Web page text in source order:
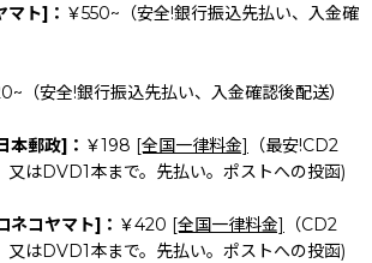
ト]： ￥550~（安全!銀行振込先払い、入金確
（安全!銀行振込先払い、入金確認後配送）
本郵政]： ￥198 [全国一律料金]
（最安!CD2
又はDVD1本まで。先払い。ポストへの投函)
コヤマト]： ￥420 [全国一律料金]
（CD2
又はDVD1本まで。先払い。ポストへの投函)